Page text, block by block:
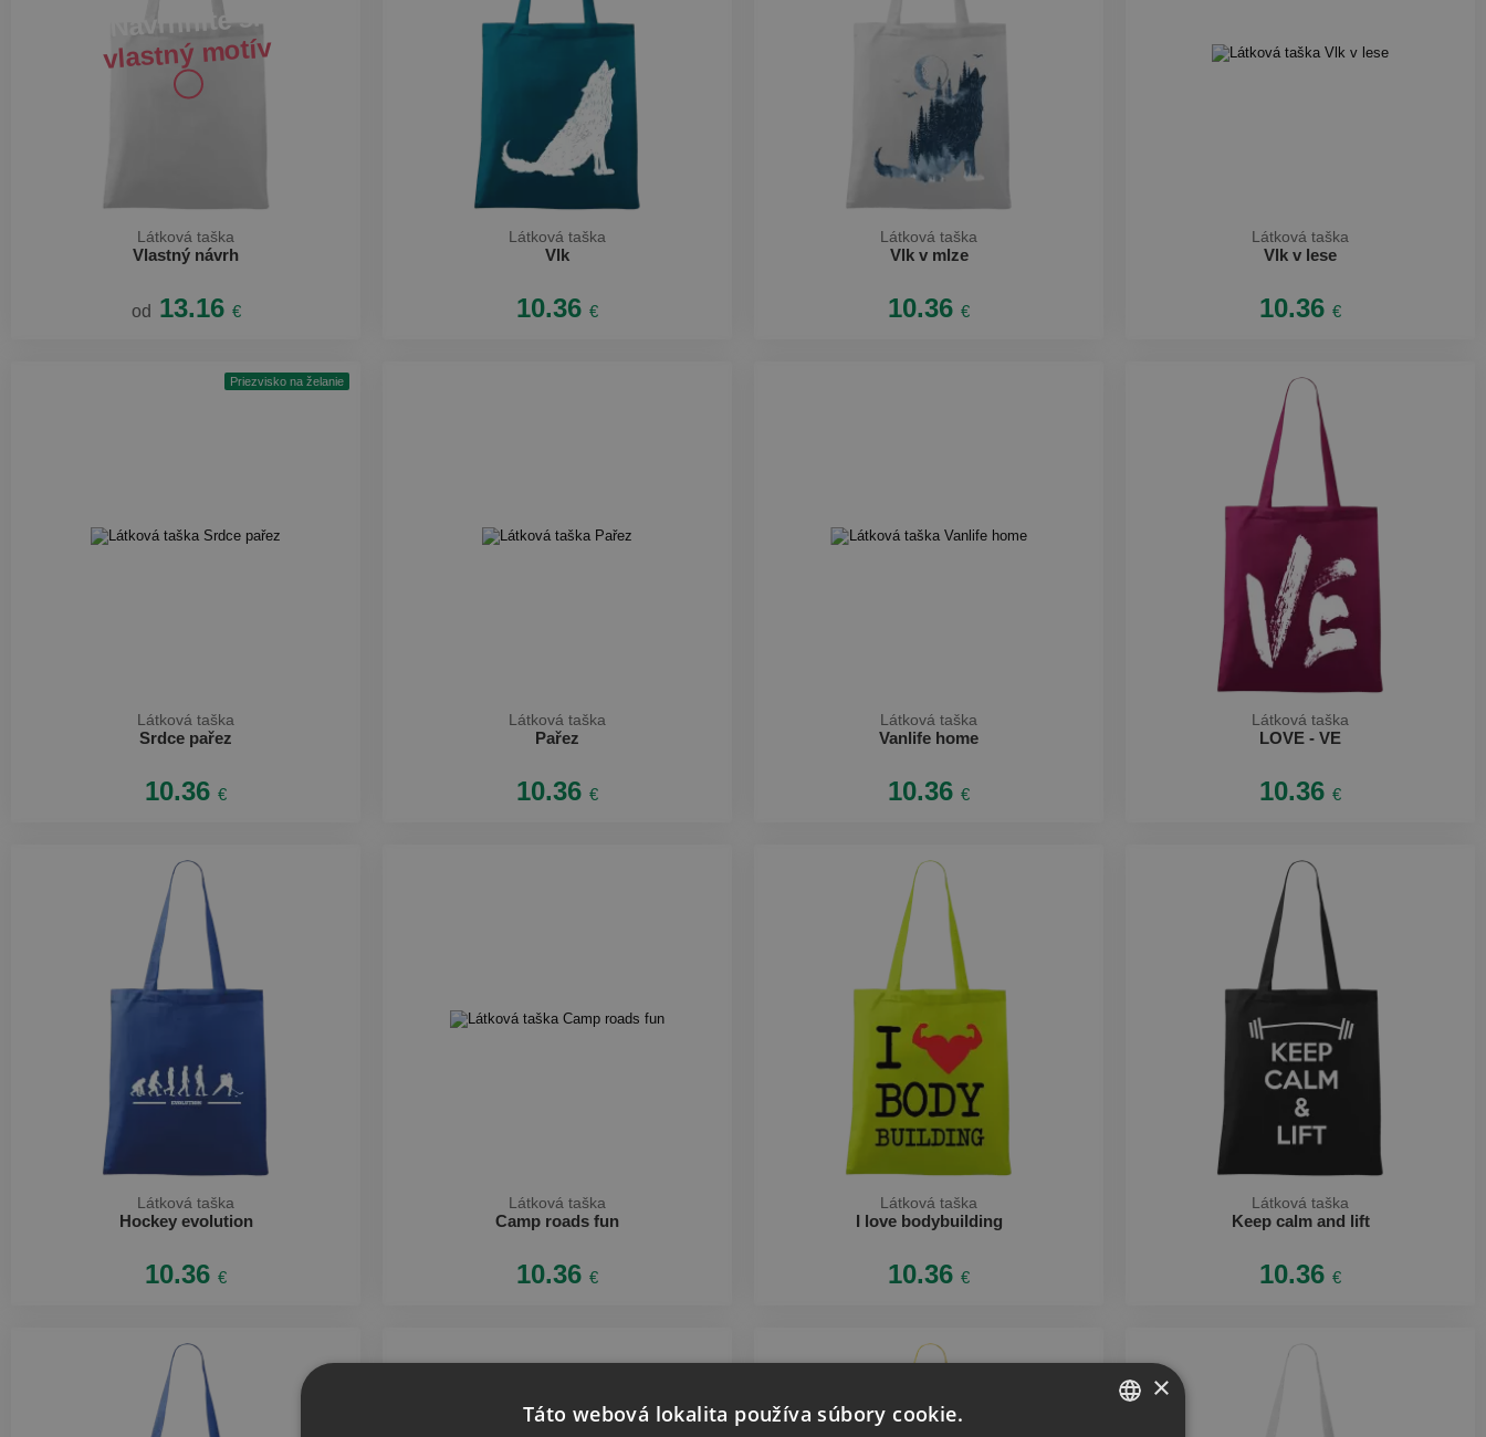
Navrhnite si
vlastný motív
Látková taška
Vlastný návrh
od 13.16 €
Látková taška
Vlk
10.36 €
Látková taška
Vlk v mlze
10.36 €
Látková taška
Vlk v lese
10.36 €
Priezvisko na želanie
Látková taška
Srdce pařez
10.36 €
Látková taška
Pařez
10.36 €
Látková taška
Vanlife home
10.36 €
Látková taška
LOVE - VE
10.36 €
Látková taška
Hockey evolution
10.36 €
Látková taška
Camp roads fun
10.36 €
Látková taška
I love bodybuilding
10.36 €
Látková taška
Keep calm and lift
10.36 €
×
Táto webová lokalita používa súbory cookie.